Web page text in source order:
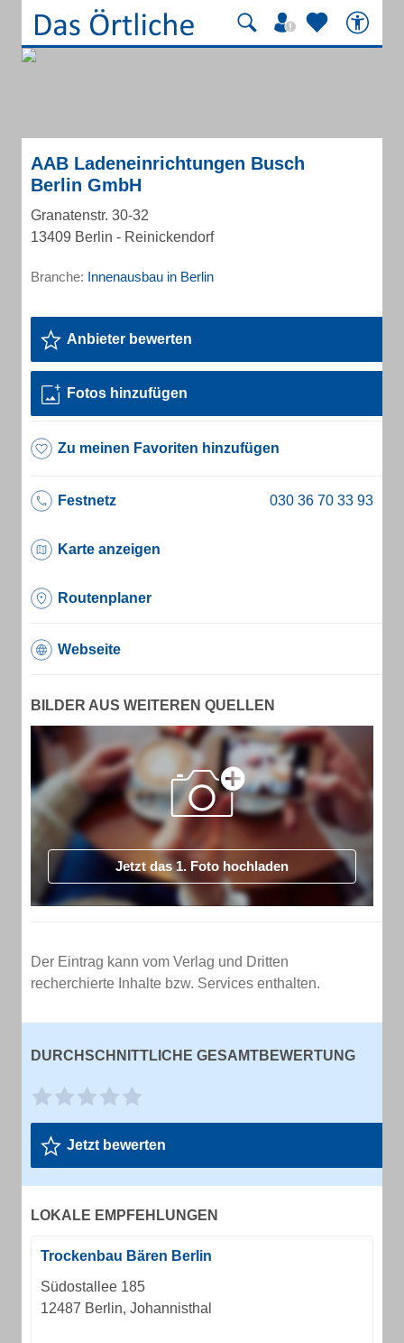
AAB Ladeneinrichtungen Busch
Berlin GmbH
Granatenstr. 30-32
13409 Berlin - Reinickendorf
Branche: Innenausbau in Berlin
Anbieter bewerten
Fotos hinzufügen
Zu meinen Favoriten hinzufügen
Festnetz
Karte anzeigen
Routenplaner
Webseite
BILDER AUS WEITEREN QUELLEN
Jetzt das 1. Foto hochladen
Der Eintrag kann vom Verlag und Dritten
recherchierte Inhalte bzw. Services enthalten.
DURCHSCHNITTLICHE GESAMTBEWERTUNG
Jetzt bewerten
LOKALE EMPFEHLUNGEN
Trockenbau Bären Berlin
Südostallee 185
12487 Berlin, Johannisthal